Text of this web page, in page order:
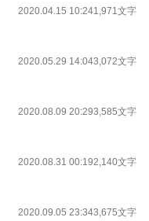
2020.04.15 10:241,971文字
2020.05.29 14:043,072文字
2020.08.09 20:293,585文字
2020.08.31 00:192,140文字
2020.09.05 23:343,675文字